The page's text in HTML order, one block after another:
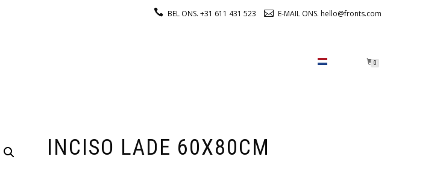
BEL ONS. +31 611 431 523 E-MAIL ONS. hello@fronts.com
0
INCISO LADE 60X80CM